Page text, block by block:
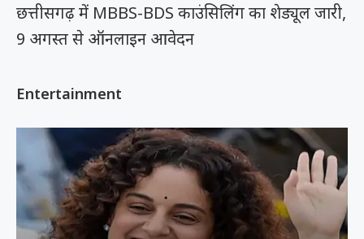
छत्तीसगढ़ में MBBS-BDS काउंसिलिंग का शेड्यूल जारी,
9 अगस्त से ऑनलाइन आवेदन
Entertainment